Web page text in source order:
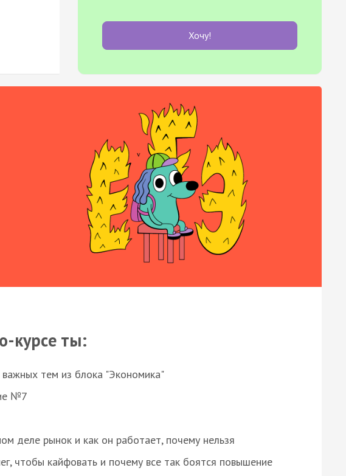
Хочу!
курсе ты:
тем из блока "Экономика"
№7
деле рынок и как он работает, почему нельзя
чтобы кайфовать и почему все так боятся повышение